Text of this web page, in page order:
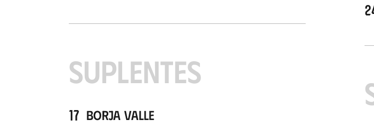
SUPLENTES
17 Borja Valle